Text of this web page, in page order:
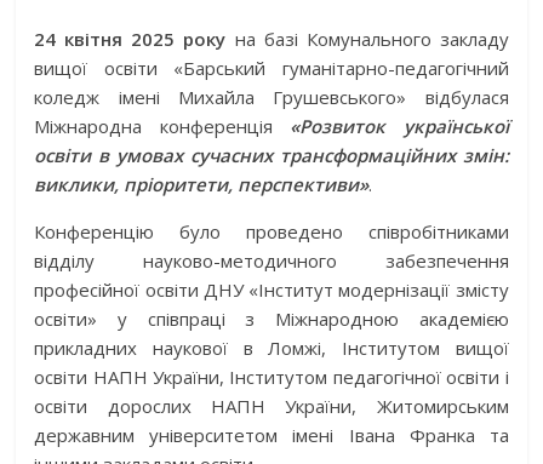
24 квітня 2025 року на базі Комунального закладу
вищої освіти «Барський гуманітарно-педагогічний
коледж імені Михайла Грушевського» відбулася
Міжнародна конференція «Розвиток української
освіти в умовах сучасних трансформаційних змін:
виклики, пріоритети, перспективи».
Конференцію було проведено співробітниками
відділу науково-методичного забезпечення
професійної освіти ДНУ «Інститут модернізації змісту
освіти» у співпраці з Міжнародною академією
прикладних наукової в Ломжі, Інститутом вищої
освіти НАПН України, Інститутом педагогічної освіти і
освіти дорослих НАПН України, Житомирським
державним університетом імені Івана Франка та